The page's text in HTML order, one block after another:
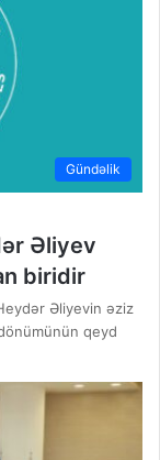
Gündəlik
Əliyev
biridir
Əliyevin əziz
qeyd